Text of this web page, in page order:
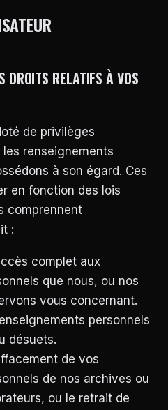
DROITS RELATIFS À VOS
de privilèges
renseignements
à son égard. Ces
en fonction des lois
comprennent
:
complet aux
que nous, ou nos
vous concernant.
personnels
désuets.
de vos
de nos archives ou
ou le retrait de